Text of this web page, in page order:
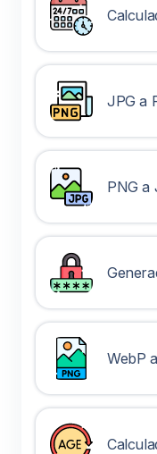
JPG a
PNG a
WebP